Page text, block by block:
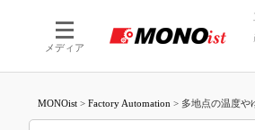
メディア
つながる工
AI×
MONOist > Factory Automation > 多地点の温度や